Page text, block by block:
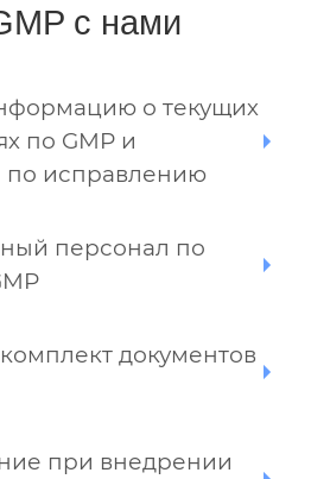
с нами
о текущих
по GMP и
исправлению
персонал по
документов
при внедрении